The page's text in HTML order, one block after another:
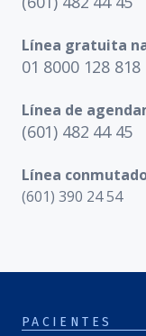
Línea gratuita
01 8000 128 818
Línea de
(601) 482 44 45
Línea
(601) 390 24 54
PACIENTES